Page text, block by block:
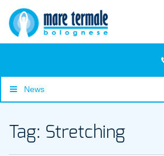
News
Tag: Stretching